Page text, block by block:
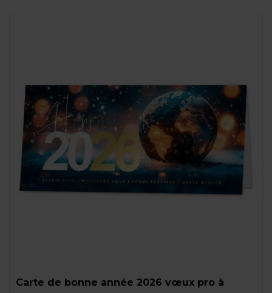
Carte de bonne année 2026 vœux pro à